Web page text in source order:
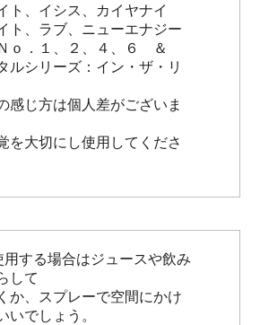
ト、イシス、カイヤナイ
ト、ラブ、ニューエナジー
ｏ．１、２、４、６ ＆
ルシリーズ：イン・ザ・リ
感じ方は個人差がございま
を大切にし使用してくださ
用する場合はジュースや飲み
して
か、スプレーで空間にかけ
いでしょう。